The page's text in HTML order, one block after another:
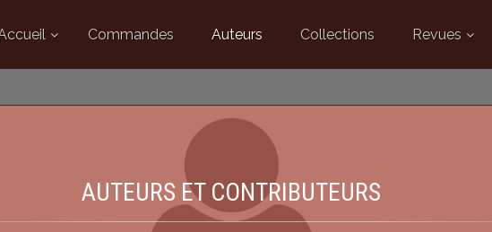
Commandes Auteurs Collections Revues
AUTEURS ET CONTRIBUTEURS